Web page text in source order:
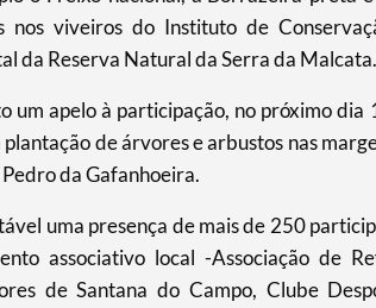
Termo de Pesquisa
Categorias gerais
nos viveiros do Instituto de
da Reserva Natural da Serra da Malcata.
um apelo à participação, no próximo
de árvores e arbustos nas
Pedro da Gafanhoeira.
uma presença de mais de 250
associativo local -Associação de
de Santana do Campo, Clube